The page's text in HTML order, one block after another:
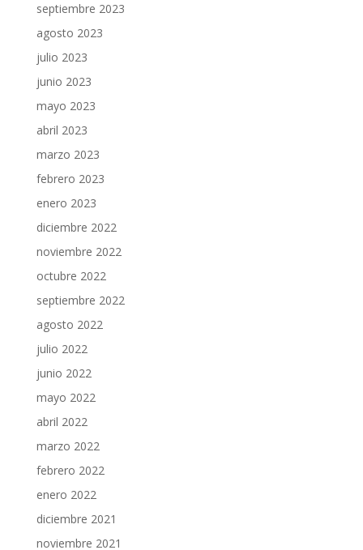
septiembre 2023
agosto 2023
julio 2023
junio 2023
mayo 2023
abril 2023
marzo 2023
febrero 2023
enero 2023
diciembre 2022
noviembre 2022
octubre 2022
septiembre 2022
agosto 2022
julio 2022
junio 2022
mayo 2022
abril 2022
marzo 2022
febrero 2022
enero 2022
diciembre 2021
noviembre 2021